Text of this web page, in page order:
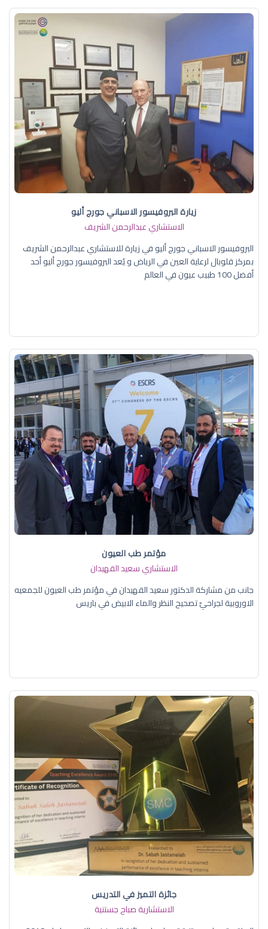
زيارة البروفيسور الاسباني جورج أليو
الاستشاري عبدالرحمن الشريف
البروفيسور الاسباني جورج أليو في زيارة للاستشاري عبدالرحمن الشريف
بمركز قلوبال لرعاية العين في الرياض و يُعد البروفيسور جورج أليو أحد
أفضل 100 طبيب عيون في العالم
مؤتمر طب العيون
الاستشاري سعيد القهيدان
جانب من مشاركة الدكتور سعيد القهيدان في مؤتمر طب العيون للجمعيه
الاوروبية لجراحيّ تصحيح النظر والماء الابيض في باريس
جائزة التميز في التدريس
الاستشارية صباح جستنية